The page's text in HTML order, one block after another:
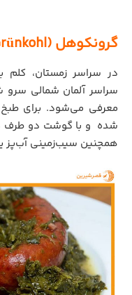
گرونکوهل (Grünkohl)
در سراسر زمستان، کلم
سراسر آلمان شمالی سرو
معرفی می‌شود. برای
شده و با گوشت دو
همچنین سیب‌زمینی